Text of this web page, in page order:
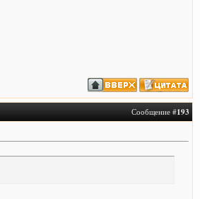
Сообщение #193